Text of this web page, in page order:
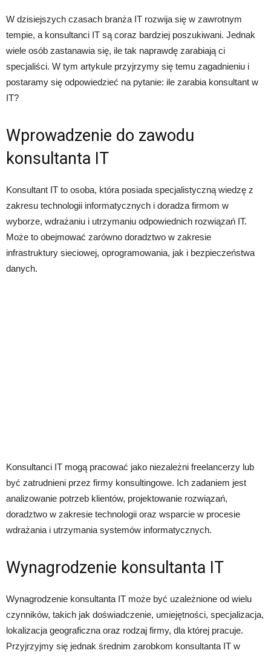
W dzisiejszych czasach branża IT rozwija się w zawrotnym
tempie, a konsultanci IT są coraz bardziej poszukiwani. Jednak
wiele osób zastanawia się, ile tak naprawdę zarabiają ci
specjaliści. W tym artykule przyjrzymy się temu zagadnieniu i
postaramy się odpowiedzieć na pytanie: ile zarabia konsultant w
IT?
Wprowadzenie do zawodu
konsultanta IT
Konsultant IT to osoba, która posiada specjalistyczną wiedzę z
zakresu technologii informatycznych i doradza firmom w
wyborze, wdrażaniu i utrzymaniu odpowiednich rozwiązań IT.
Może to obejmować zarówno doradztwo w zakresie
infrastruktury sieciowej, oprogramowania, jak i bezpieczeństwa
danych.
Konsultanci IT mogą pracować jako niezależni freelancerzy lub
być zatrudnieni przez firmy konsultingowe. Ich zadaniem jest
analizowanie potrzeb klientów, projektowanie rozwiązań,
doradztwo w zakresie technologii oraz wsparcie w procesie
wdrażania i utrzymania systemów informatycznych.
Wynagrodzenie konsultanta IT
Wynagrodzenie konsultanta IT może być uzależnione od wielu
czynników, takich jak doświadczenie, umiejętności, specjalizacja,
lokalizacja geograficzna oraz rodzaj firmy, dla której pracuje.
Przyjrzyjmy się jednak średnim zarobkom konsultanta IT w